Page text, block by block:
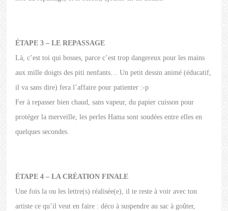
ÉTAPE 3 – LE REPASSAGE
Là, c’est toi qui bosses, parce c’est trop dangereux pour les mains
aux mille doigts des piti nenfants… Un petit dessin animé (éducatif,
il va sans dire) fera l’affaire pour patienter :-p
Fer à repasser bien chaud, sans vapeur, du papier cuisson pour
protéger la merveille, les perles Hama sont soudées entre elles en
quelques secondes.
ÉTAPE 4 – LA CRÉATION FINALE
Une fois la ou les lettre(s) réalisée(e), il te reste à voir avec ton
artiste ce qu’il veut en faire : déco à suspendre au sac à goûter,